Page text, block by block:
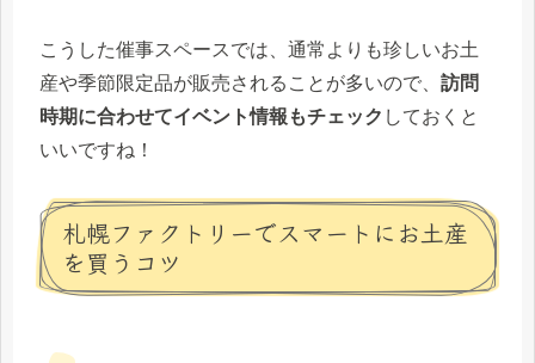
こうした催事スペースでは、通常よりも珍しいお土
産や季節限定品が販売されることが多いので、 訪問
時期に合わせてイベント情報もチェック しておくと
いいですね！
札幌ファクトリーでスマートにお土産
を買うコツ